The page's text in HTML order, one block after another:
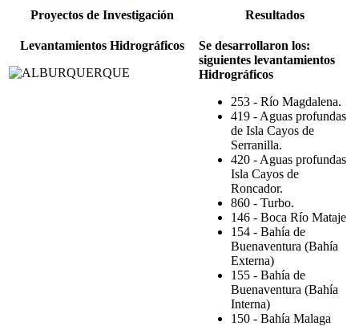
Proyectos de Investigación Resultados
Levantamientos Hidrográficos
:Se desarrollaron los
siguientes levantamientos
Hidrográficos
253 - Río Magdalena.
419 - Aguas profundas
de Isla Cayos de
Serranilla.
420 - Aguas profundas
Isla Cayos de
Roncador.
860 - Turbo.
146 - Boca Río Mataje
154 - Bahía de
Buenaventura (Bahía
Externa)
155 - Bahía de
Buenaventura (Bahía
Interna)
150 - Bahía Malaga